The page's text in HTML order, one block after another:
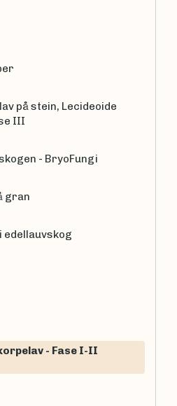
på stein, Lecideoide
III
- BryoFungi
gran
edellauvskog
- Fase I-II